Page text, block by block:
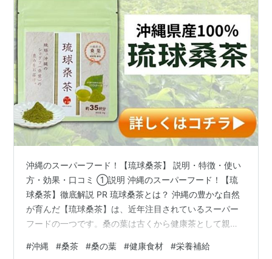
沖縄のスーパーフード！【琉球桑茶】 説明・特徴・使い
方・効果・口コミ ①説明 沖縄のスーパーフード！【琉
球桑茶】徹底解説 PR 琉球桑茶とは？ 沖縄の豊かな自然
が育んだ【琉球桑茶】は、近年注目されているスーパー
フードの一つです。桑の葉は古くから健康茶として親し
す。 琉球桑茶は、沖縄特有の温暖な気候とミネラル豊富
#沖縄 #桑茶 #桑の葉 #健康食材 #栄養補給